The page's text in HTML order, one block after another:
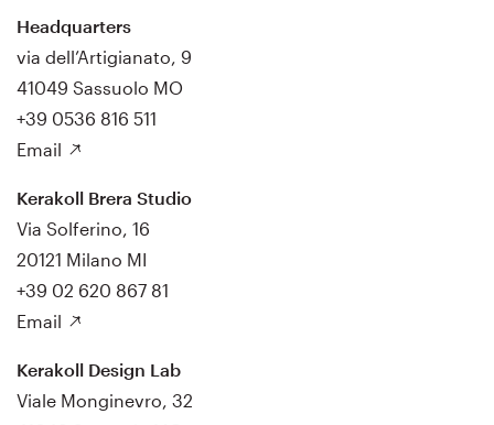
Headquarters
via dell’Artigianato, 9
41049 Sassuolo MO
+39 0536 816 511
Email
Kerakoll Brera Studio
Via Solferino, 16
20121 Milano MI
+39 02 620 867 81
Email
Kerakoll Design Lab
Viale Monginevro, 32